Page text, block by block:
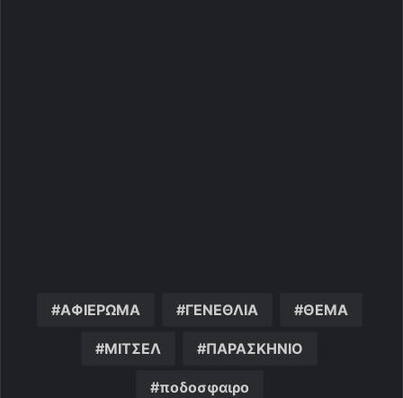
ΑΦΙΕΡΩΜΑ ΓΕΝΕΘΛΙΑ ΘΕΜΑ
ΜΙΤΣΕΛ ΠΑΡΑΣΚΗΝΙΟ
ποδοσφαιρο